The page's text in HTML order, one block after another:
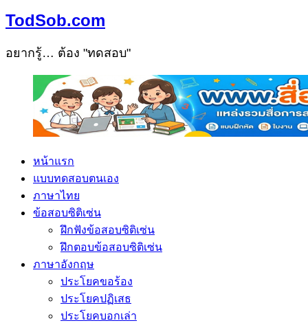
TodSob.com
อยากรู้… ต้อง "ทดสอบ"
หน้าแรก
แบบทดสอบตนเอง
ภาษาไทย
ข้อสอบซิติเซ่น
ฝึกฟังข้อสอบซิติเซ่น
ฝึกตอบข้อสอบซิติเซ่น
ภาษาอังกฤษ
ประโยคขอร้อง
ประโยคปฏิเสธ
ประโยคบอกเล่า